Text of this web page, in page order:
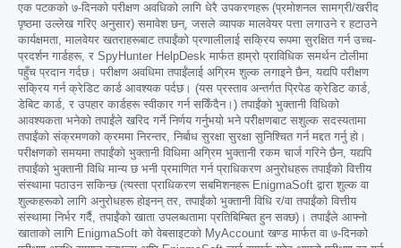
एक पटकको ७-दिनको परीक्षण अवधिको लागि धेरै उपकरणहरू (प्रमोशनल सामग्री/खरीद
पृष्ठमा उल्लेख गरिए अनुसार) समावेश छन्, जसले व्यापक मालवेयर पत्ता लगाउने र हटाउने
कार्यक्षमता, मालवेयर खतराहरूबाट तपाईंको प्रणालीलाई सक्रिय रूपमा सुरक्षित गर्न उच्च-
प्रदर्शन गार्डहरू, र SpyHunter HelpDesk मार्फत हाम्रो प्राविधिक समर्थन टोलीमा
पहुँच प्रदान गर्दछ। परीक्षण अवधिमा तपाईंलाई अग्रिम शुल्क लगाइने छैन, यद्यपि परीक्षण
सक्रिय गर्न क्रेडिट कार्ड आवश्यक पर्दछ। (यस प्रस्ताव अन्तर्गत प्रिपेड क्रेडिट कार्ड,
डेबिट कार्ड, र उपहार कार्डहरू स्वीकार गर्न सकिँदैन।) तपाईंको भुक्तानी विधिको
आवश्यकता भनेको तपाईंले खरिद गर्ने निर्णय गर्नुभयो भने परीक्षणबाट सशुल्क सदस्यतामा
तपाईंको संक्रमणको क्रममा निरन्तर, निर्बाध सुरक्षा सुरक्षा सुनिश्चित गर्न मद्दत गर्नु हो।
परीक्षणको समयमा तपाईंको भुक्तानी विधिमा अग्रिम भुक्तानी रकम चार्ज गरिने छैन, यद्यपि
तपाईंको भुक्तानी विधि मान्य छ भनी प्रमाणित गर्न प्राधिकरण अनुरोधहरू तपाईंको वित्तीय
संस्थामा पठाउन सकिन्छ (त्यस्ता प्राधिकरण सबमिशनहरू EnigmaSoft द्वारा शुल्क वा
शुल्कहरूको लागि अनुरोधहरू होइनन् तर, तपाईंको भुक्तानी विधि र/वा तपाईंको वित्तीय
संस्थामा निर्भर गर्दै, तपाईंको खाता उपलब्धतामा प्रतिबिम्बित हुन सक्छ)। तपाईंले आफ्नो
खाताको लागि EnigmaSoft को वेबसाइटको MyAccount खण्ड मार्फत वा ७-दिनको